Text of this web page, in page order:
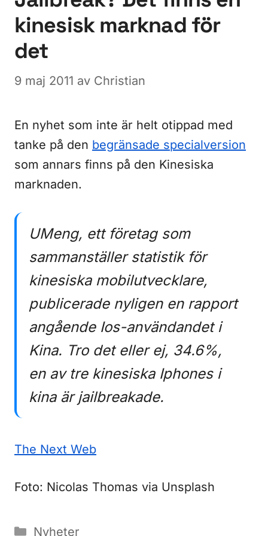
kinesisk marknad för
det
9 maj 2011 av Christian
En nyhet som inte är helt otippad med
tanke på den begränsade specialversion
som annars finns på den Kinesiska
marknaden.
UMeng, ett företag som
sammanställer statistik för
kinesiska mobilutvecklare,
publicerade nyligen en rapport
angående Ios-användandet i
Kina. Tro det eller ej, 34.6%,
en av tre kinesiska Iphones i
kina är jailbreakade.
The Next Web
Foto: Nicolas Thomas via Unsplash
Kategorier
Nyheter